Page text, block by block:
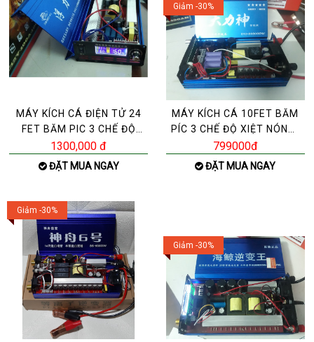
MÁY KÍCH CÁ ĐIỆN TỬ 24
FET BĂM PIC 3 CHẾ ĐỘ
[BẢNG MỚI 2021 GIẢM
1300,000 đ
ĐẶT MUA NGAY
Giảm -30%
MÁY KÍCH CÁ 10FET BĂM
PÍC 3 CHẾ ĐỘ XIỆT NÓNG-
LẠNH- ZALO 0392983
799000đ
ĐẶT MUA NGAY
Giảm -30%
Giảm -30%